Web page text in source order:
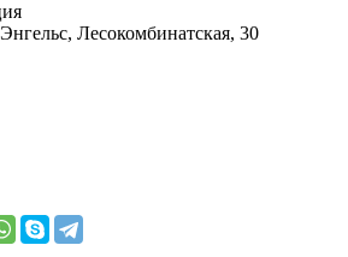
Лесокомбинатская, 30